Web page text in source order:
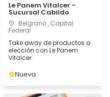
Le Panem Vitalcer -
Sucursal Cabildo
Belgrano , Capital
Federal
Take away de productos a
elección con Le Panem
Vitalcer
Nueva